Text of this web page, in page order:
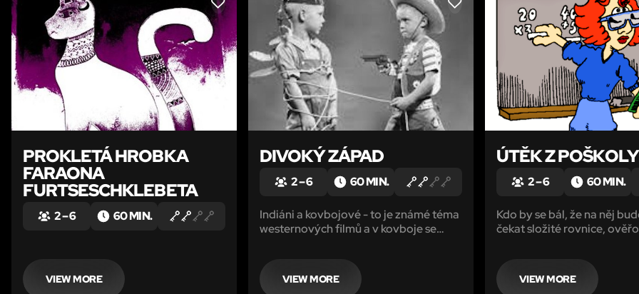
LIKE
PROKLETÁ HROBKA
FARAONA
FURTSESCHKLEBETA
2 – 6 60 MIN.
VIEW MORE
LIKE
DIVOKÝ ZÁPAD
2 – 6 60 MIN.
Indiáni a kovbojové - to je známé téma
westernových filmů a v kovboje se
cestou bez kódových zámků s co
možná nejautičtějším prostředím.
VIEW MORE
ÚTĚK Z POŠKOLY
2 – 6 60 MIN.
Kdo by se bál, že na něj
čekat složité rovnice,
VIEW MORE